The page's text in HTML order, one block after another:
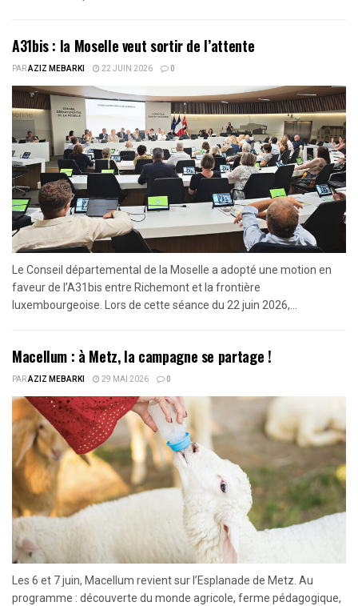
A31bis : la Moselle veut sortir de l’attente
PARAZIZ MEBARKI 22 JUIN 2026 0
Le Conseil départemental de la Moselle a adopté une motion en
faveur de l’A31bis entre Richemont et la frontière
luxembourgeoise. Lors de cette séance du 22 juin 2026,...
Macellum : à Metz, la campagne se partage !
PARAZIZ MEBARKI 29 MAI 2026 0
Les 6 et 7 juin, Macellum revient sur l’Esplanade de Metz. Au
programme : découverte du monde agricole, ferme pédagogique,